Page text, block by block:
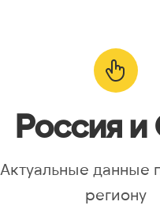
Россия
Актуальные данные
региону